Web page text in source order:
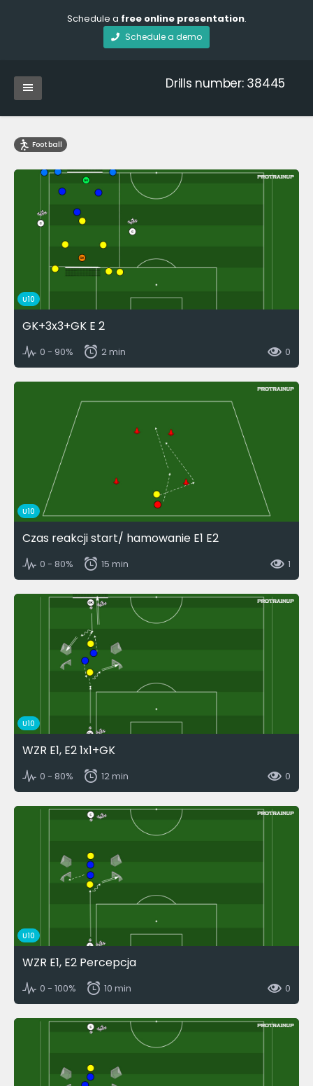
Schedule a free online presentation.
Schedule a demo
Drills number: 38445
Football
U10
GK+3x3+GK E 2
0 - 90% 2 min 0
U10
Czas reakcji start/ hamowanie E1 E2
0 - 80% 15 min 1
U10
WZR E1, E2 1x1+GK
0 - 80% 12 min 0
U10
WZR E1, E2 Percepcja
0 - 100% 10 min 0